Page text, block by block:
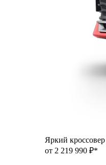
Яркий кроссовер
от 2 219 990 ₽*